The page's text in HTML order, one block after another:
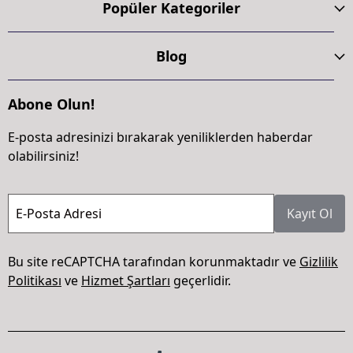
Popüler Kategoriler
Blog
Abone Olun!
E-posta adresinizi bırakarak yeniliklerden haberdar
olabilirsiniz!
E-Posta Adresi Kayıt Ol
Bu site reCAPTCHA tarafından korunmaktadır ve Gizlilik
Politikası ve Hizmet Şartları geçerlidir.